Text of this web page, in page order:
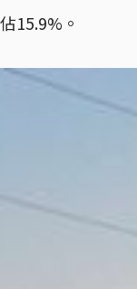
15.9%。